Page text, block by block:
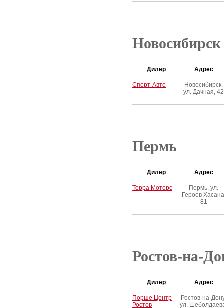
Новосибирск
Дилер Адрес
Спорт-Авто
Новосибирск,
ул. Дачная, 42
Пермь
Дилер Адрес
Терра Моторс
Пермь, ул.
Героев
81
Ростов-на-
Дилер Адрес
Порше Центр
Ростов
Ростов-на-
ул.